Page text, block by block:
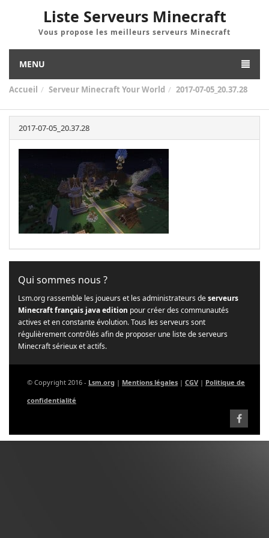
Liste Serveurs Minecraft
Vous propose les meilleurs serveurs Minecraft
MENU
Accueil Serveur Minecraft Your World 2017-07-05_20.37.28
2017-07-05_20.37.28
Qui sommes nous ?
Lsm.org rassemble les joueurs et les administrateurs deserveurs
Minecraft français java edition pour créer des communautés
actives et en constante évolution. Tous les serveurs sont
régulièrement contrôlés afin de proposer une liste de serveurs
Minecraft sérieux et actifs.
© Copyright 2016 - Lsm.org | Mentions légales | CGV | Politique de
confidentialité